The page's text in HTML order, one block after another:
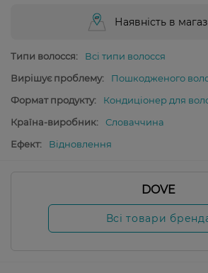
Наявність в
Типи волосся:
Всі типи волосся
Вирішує проблему:
Пошкодженого
Формат продукту:
Кондиціонер для
Країна-виробник:
Словаччина
Ефект:
Відновлення
DOVE
Всі товари